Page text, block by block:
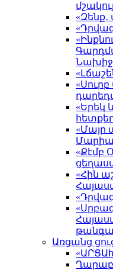
«Երեկ
«Մայր
«Քէմբ
«Հին
Առցանց